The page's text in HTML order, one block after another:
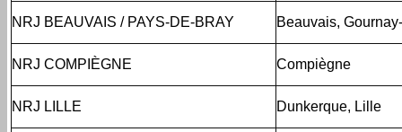
NRJ BEAUVAIS / PAYS-DE-BRAY Beauvais,
NRJ COMPIÈGNE Compiègne
NRJ LILLE Dunkerque, Lille